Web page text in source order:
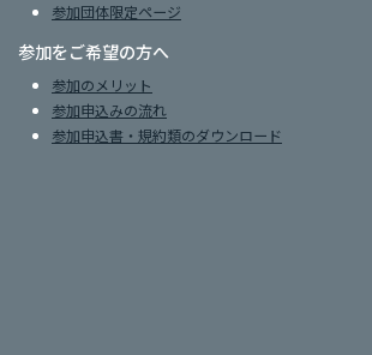
参加団体限定ページ
参加をご希望の方へ
参加のメリット
参加申込みの流れ
参加申込書・規約類のダウンロード